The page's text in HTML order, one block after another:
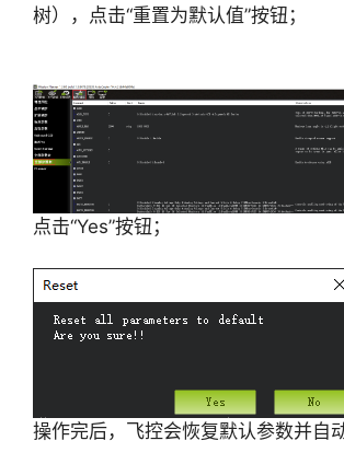
树），点击“重置为默认值”按钮；
点击“Yes”按钮；
操作完后，飞控会恢复默认参数并自